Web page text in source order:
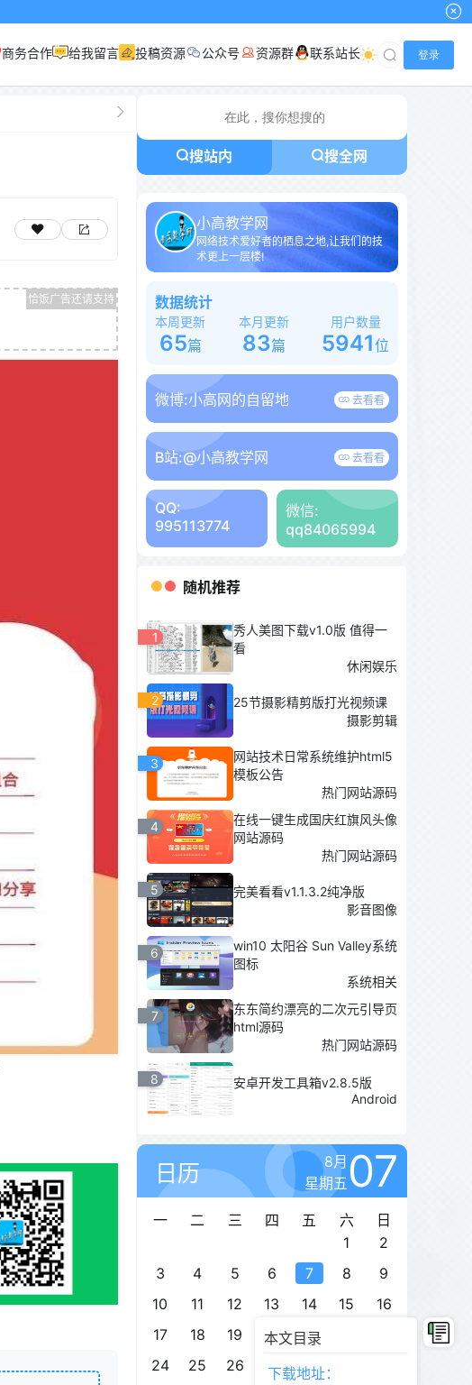
本文目录
下载地址：
商务合作 给我留言 投稿资源 公众号 资源群 联系站长 登录
搜站内 搜全网
小高教学网
网络技术爱好者的栖息之地,让我们的技
术更上一层楼!
数据统计
本周更新
65篇
本月更新
83篇
用户数量
5941位
微博:小高网的自留地 去看看
B站:@小高教学网 去看看
QQ:
995113774
微信:
qq84065994
随机推荐
1
秀人美图下载v1.0版 值得一
看
休闲娱乐
2
25节摄影精剪版打光视频课
摄影剪辑
3
网站技术日常系统维护html5
模板公告
热门网站源码
4
在线一键生成国庆红旗风头像
网站源码
热门网站源码
5
完美看看v1.1.3.2纯净版
影音图像
6
win10 太阳谷 Sun Valley系统
图标
系统相关
7
东东简约漂亮的二次元引导页
html源码
热门网站源码
8
安卓开发工具箱v2.8.5版
Android
日历
8月
星期五 07
一 二 三 四 五 六
日
1
2
3
4 5 6 7 8
9
10
11 12 13 14 15
16
17
18 19 20 21
24
25 26 27 28